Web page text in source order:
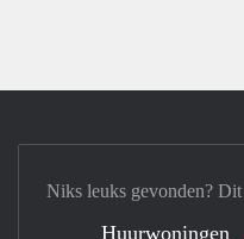
Niks leuks gevonden?
Huurwoningen